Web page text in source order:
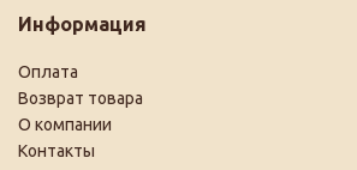
Информация
Оплата
Возврат товара
О компании
Контакты